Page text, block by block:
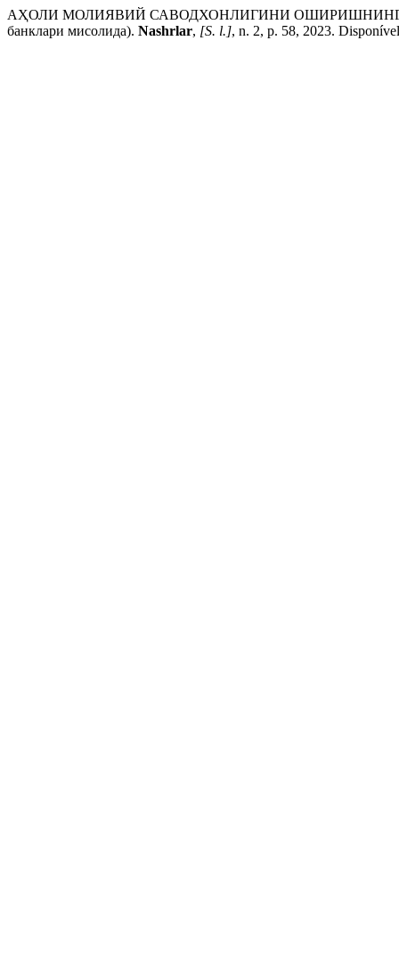
АҲОЛИ МОЛИЯВИЙ САВОДХОНЛИГИНИ
банклари мисолида). Nashrlar, [S. l.], n. 2, p. 58, 2023.